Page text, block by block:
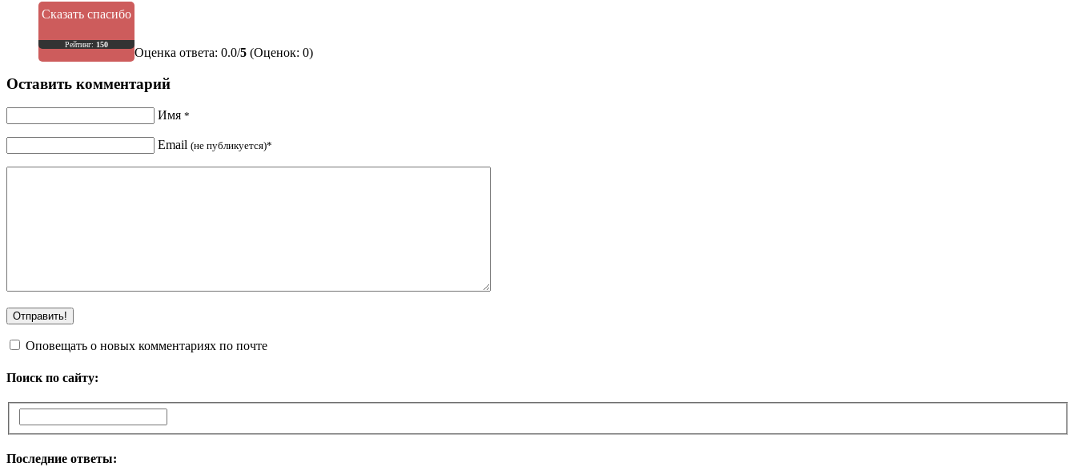
Сказать спасибо
Рейтинг: 150
Оценка ответа: 0.0/5 (Оценок: 0)
Оставить комментарий
Имя *
Email (не публикуется)*
Оповещать о новых комментариях по почте
Поиск по сайту:
Последние ответы: